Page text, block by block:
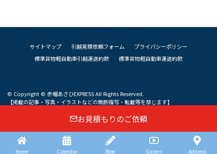
お見積もりのご依頼
Home Calendar Blog Gallery Address
サイトマップ 引越見積依頼フォーム
プライバシーポリシー
標準貨物軽自動車引越運送約款
標準貨物軽自動車運送約款
© Copyright © 赤帽あさひEXPRESS All Rights Reserved.
【掲載の記事・写真・イラストなどの無断複写・転載等を禁じます】